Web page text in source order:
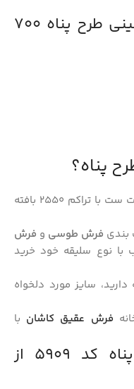
مشخصات خرید فرش ماشینی طرح پناه 700
پناه؟
استفاده از نخ اکریلیک هیت ست با تراکم 2550 بافته
بندی فرش طوسی و فرش
با نوع سلیقه خود خرید
سایز مورد دلخواه
فرش عقیق کاشان با
قیمت خرید فرش طرح پناه کد 5909 از